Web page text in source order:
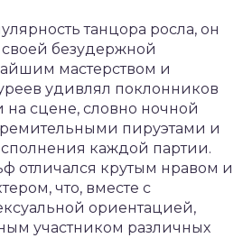
танцора росла, он
безудержной
мастерством и
удивлял поклонников
сцене, словно ночной
пируэтами и
каждой партии.
отличался крутым нравом и
что, вместе с
ориентацией,
участником различных